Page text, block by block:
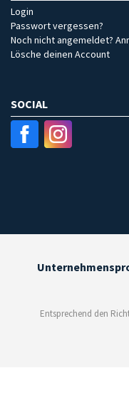
Login
Passwort vergessen?
Noch nicht angemeldet?
Lösche deinen Account
SOCIAL
Entsprechend den